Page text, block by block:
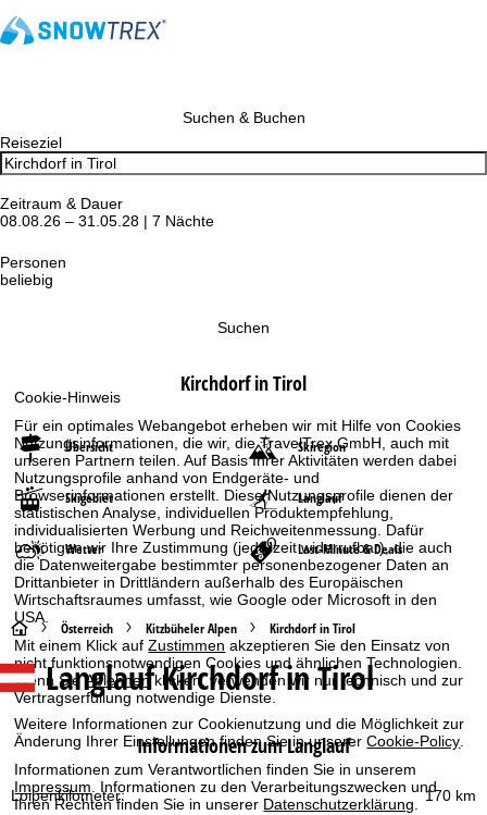
Cookie-Hinweis
Für ein optimales Webangebot erheben wir mit Hilfe von Cookies
Nutzungsinformationen, die wir, die TravelTrex GmbH, auch mit
unseren Partnern teilen. Auf Basis Ihrer Aktivitäten werden dabei
Nutzungsprofile anhand von Endgeräte- und
Browserinformationen erstellt. Diese Nutzungsprofile dienen der
statistischen Analyse, individuellen Produktempfehlung,
individualisierten Werbung und Reichweitenmessung. Dafür
benötigen wir Ihre Zustimmung (jederzeit widerrufbar), die auch
die Datenweitergabe bestimmter personenbezogener Daten an
Drittanbieter in Drittländern außerhalb des Europäischen
Wirtschaftsraumes umfasst, wie Google oder Microsoft in den
USA.
Mit einem Klick aufZustimmen akzeptieren Sie den Einsatz von
nicht funktionsnotwendigen Cookies und ähnlichen Technologien.
Wenn SieAblehnenklicken, verwenden wir nur technisch und zur
Vertragserfüllung notwendige Dienste.
Weitere Informationen zur Cookienutzung und die Möglichkeit zur
Änderung Ihrer Einstellungen finden Sie in unsererCookie-Policy.
Informationen zum Verantwortlichen finden Sie in unserem
Impressum. Informationen zu den Verarbeitungszwecken und
Ihren Rechten finden Sie in unserer Datenschutzerklärung.
Suchen & Buchen
Reiseziel
Zeitraum & Dauer
08.08.26 – 31.05.28 | 7 Nächte
Personen
beliebig
Suchen
Kirchdorf in Tirol
Übersicht Skiregion
Skigebiet Langlauf
Wetter Last-Minute & Deals
S
t
a
r
t
Österreich Kitzbüheler Alpen Kirchdorf in Tirol
Langlauf Kirchdorf in Tirol
Informationen zum Langlauf
170 km
Loipenkilometer: